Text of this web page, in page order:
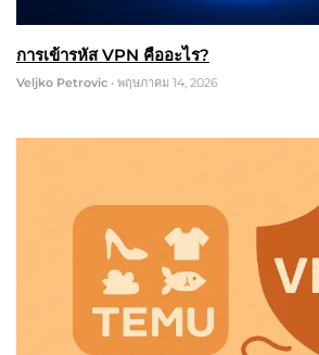
การเข้ารหัส VPN คืออะไร?
Veljko Petrovic • พฤษภาคม 14, 2026